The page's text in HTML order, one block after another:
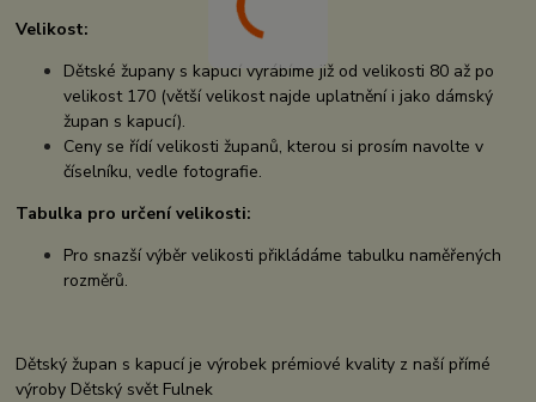
Velikost:
Dětské župany s kapucí vyrábíme již od velikosti 80 až po
velikost 170 (větší velikost najde uplatnění i jako dámský
župan s kapucí).
Ceny se řídí velikosti županů, kterou si prosím navolte v
číselníku, vedle fotografie.
Tabulka pro určení velikosti:
Pro snazší výběr velikosti přikládáme tabulku naměřených
rozměrů.
Dětský župan s kapucí je výrobek prémiové kvality z naší přímé
výroby Dětský svět Fulnek